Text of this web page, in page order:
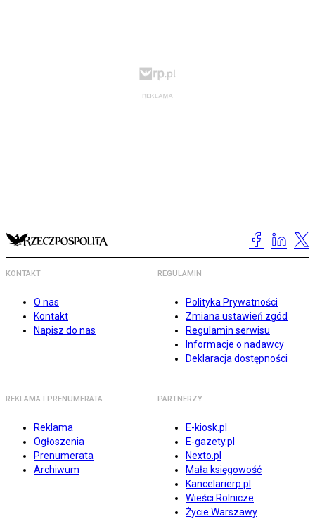
KONTAKT
O nas
Kontakt
Napisz do nas
REGULAMIN
Polityka Prywatności
Zmiana ustawień zgód
Regulamin serwisu
Informacje o nadawcy
Deklaracja dostępności
REKLAMA I PRENUMERATA
Reklama
Ogłoszenia
Prenumerata
Archiwum
PARTNERZY
E-kiosk.pl
E-gazety.pl
Nexto.pl
Mała księgowość
Kancelarierp.pl
Wieści Rolnicze
Życie Warszawy